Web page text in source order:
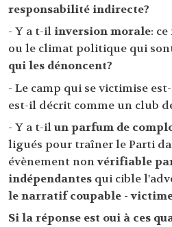
responsabilité indirecte?
- Y a t-il inversion morale:
ou le climat politique qui
qui les dénoncent?
- Le camp qui se victimise
est-il décrit comme un club
- Y a t-ilun parfum de
ligués pour traîner le Parti
évènement nonvérifiable
indépendantes qui cible
le narratif coupable -
Si la réponse est oui à ces